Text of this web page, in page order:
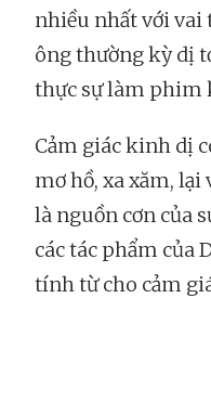
nhiều nhất với vai
ông thường kỳ dị
thực sự làm phim
Cảm giác kinh dị
mơ hồ, xa xăm, lại
là nguồn cơn của
các tác phẩm của
tính từ cho cảm